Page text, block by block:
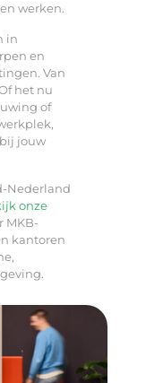
werken.
in
en
Van
het nu
of
jouw
Nederland
onze
MKB-
kantoren